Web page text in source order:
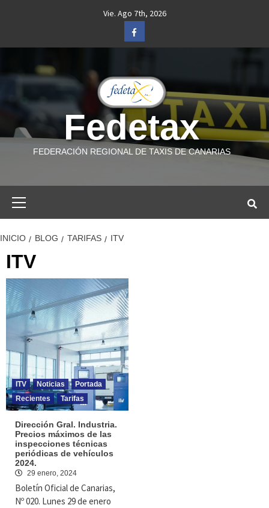
Vie. Ago 7th, 2026
Facebook
Fedetax
FEDERACIÓN REGIONAL DE TAXIS DE CANARIAS
INICIO BLOG TARIFAS ITV
ITV
ITV Noticias
Portada
Recientes
Tarifas
Dirección Gral. Industria.
Precios máximos de las
inspecciones técnicas
periódicas de vehículos
2024.
29 enero, 2024
Boletín Oficial de Canarias,
Nº 020. Lunes 29 de enero